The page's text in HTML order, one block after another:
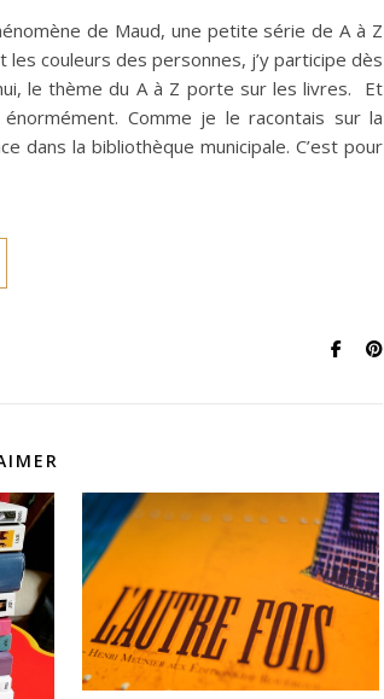
de Maud, une petite série de A à Z
couleurs des personnes, j’y participe dès
le thème du A à Z porte sur les livres. Et
Comme je le racontais sur la
dans la bibliothèque municipale. C’est pour